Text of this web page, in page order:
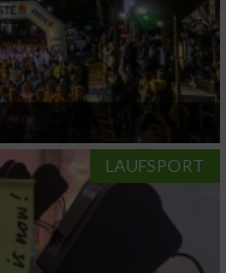
LAUFSPORT